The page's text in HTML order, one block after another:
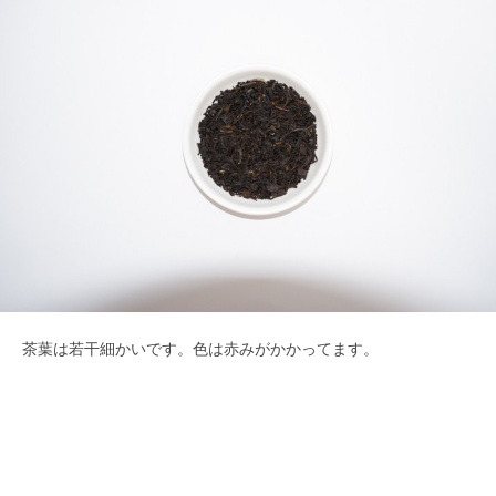
茶葉は若干細かいです。色は赤みがかかってます。